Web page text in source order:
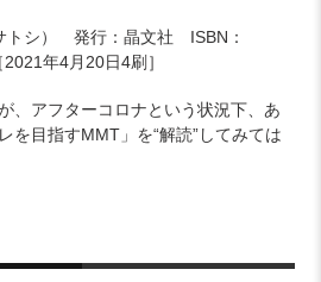
トシ） 発行：晶文社 ISBN：
年4月20日4刷］
、アフターコロナという状況下、あ
を目指すMMT」を“解読”してみては